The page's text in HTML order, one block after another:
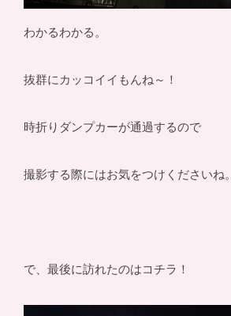
わかるわかる。
抜群にカッコイイもんね～！
時折りダンプカーが通過するので
撮影する際にはお気をつけくださいね。
で、最後に訪れたのはコチラ！